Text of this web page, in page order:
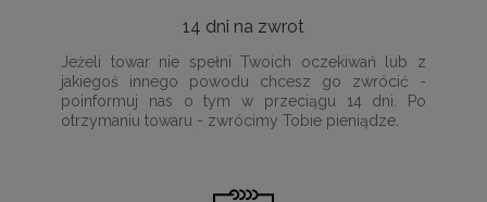
14 dni na zwrot
Jeżeli towar nie spełni Twoich oczekiwań lub z
jakiegoś innego powodu chcesz go zwrócić -
poinformuj nas o tym w przeciągu 14 dni. Po
otrzymaniu towaru - zwrócimy Tobie pieniądze.